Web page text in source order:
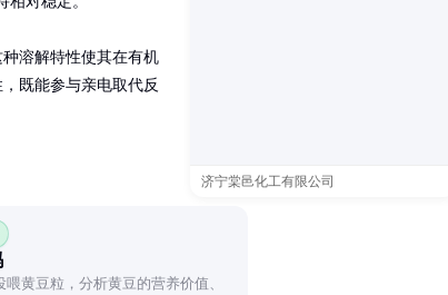
济宁棠邑化工有限公司
溶解特性使其在有机
既能参与亲电取代反
黄豆粒，分析黄豆的营养价值、